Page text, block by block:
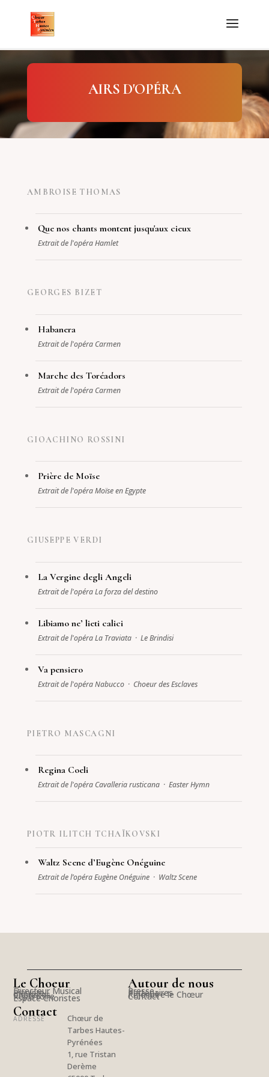
AIRS D'OPÉRA
AMBROISE THOMAS
Que nos chants montent jusqu'aux cieux
Extrait de l'opéra Hamlet
GEORGES BIZET
Habanera
Extrait de l'opéra Carmen
Marche des Toréadors
Extrait de l'opéra Carmen
GIOACHINO ROSSINI
Prière de Moïse
Extrait de l'opéra Moïse en Egypte
GIUSEPPE VERDI
La Vergine degli Angeli
Extrait de l'opéra La forza del destino
Libiamo ne’ lieti calici
Extrait de l'opéra La Traviata · Le Brindisi
Va pensiero
Extrait de l'opéra Nabucco · Choeur des Esclaves
PIETRO MASCAGNI
Regina Coeli
Extrait de l'opéra Cavalleria rusticana · Easter Hymn
PIOTR ILITCH TCHAÏKOVSKI
Waltz Scene d’Eugène Onéguine
Extrait de l’opéra Eugène Onéguine · Waltz Scene
Le Choeur
Directeur Musical
Pianiste
Choristes
Répertoire
Espace Choristes
Autour de nous
Presse
Partenaires
Rejoindre le Chœur
Contact
Contact
ADRESSE
Chœur de
Tarbes Hautes-
Pyrénées
1, rue Tristan
Derème